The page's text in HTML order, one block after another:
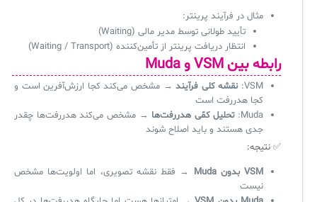
مثال در فرآیند پرینتر:
تأیید طولانی توسط مدیر مالی (Waiting)
انتظار دریافت پرینتر از تأمین‌کننده (Waiting / Transport)
رابطه بین VSM و Muda
VSM: نقشه کلی فرآیند→ مشخص می‌کند کجا ارزش‌آفرین است و
کجا هدررفت است
Muda: تحلیل کمّی هدررفت‌ها → مشخص می‌کند هدررفت‌ها چقدر
جدی هستند و باید اصلاح شوند
✅ نتیجه:
VSM بدون Muda
→ فقط نقشه تصویری، اما اولویت‌ها مشخص
نیست